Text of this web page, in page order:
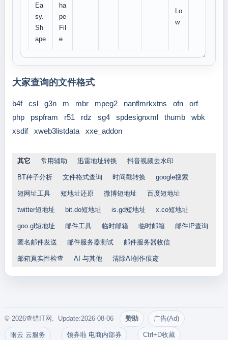
Ea
sy.
Sh
ape
ha
pe
Fil
e
Lo
w
大家查询的文件格式
b4f csl g3n m mbr mpeg2 nanflmrkxtns ofn
orf
php
pspfram r51 rdz sg4 spdesignxml thumb
wbk
xsdif
xweb3listdata xxe_addon
其它 常用辅助 迅雷地址转换 抖音视频去水印
BT种子分析 文件格式查询 时间戳转换 google搜索
短网址工具 短地址还原 微博短地址 百度短地址
twitter短地址 bit.do短地址 is.gd短地址 x.co短地址
goo.gl短地址 邮件工具 临时邮箱 临时邮箱 邮件IP查询
匿名邮件发送 邮件服务器测试 邮件服务器收信
邮箱真实性检查 AI 与其他 清除AI创作痕迹
© 2026查错IT网. Update:2026-08-06 赞助 广告(Ad)
雨云 云服务 领券啦 电商内部券 Ctrl+D收藏